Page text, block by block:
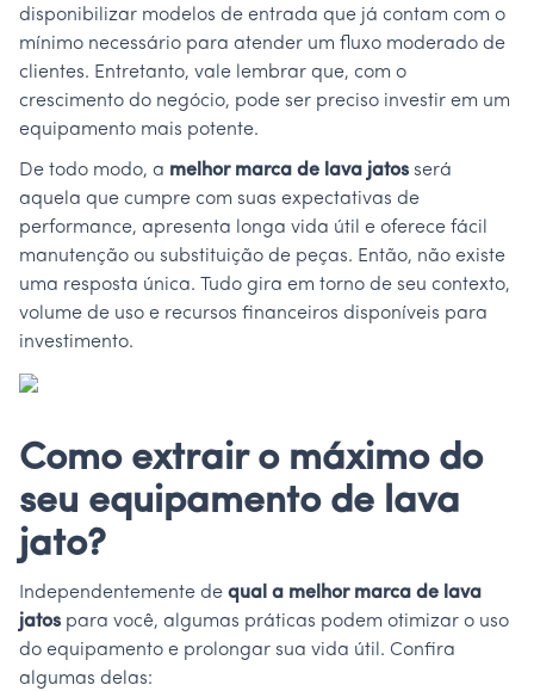
disponibilizar modelos de entrada que já contam com o
mínimo necessário para atender um fluxo moderado de
clientes. Entretanto, vale lembrar que, com o
crescimento do negócio, pode ser preciso investir em um
equipamento mais potente.
De todo modo, a melhor marca de lava jatos será
aquela que cumpre com suas expectativas de
performance, apresenta longa vida útil e oferece fácil
manutenção ou substituição de peças. Então, não existe
uma resposta única. Tudo gira em torno de seu contexto,
volume de uso e recursos financeiros disponíveis para
investimento.
Como extrair o máximo do
seu equipamento de lava
jato?
Independentemente de qual a melhor marca de lava
jatos para você, algumas práticas podem otimizar o uso
do equipamento e prolongar sua vida útil. Confira
algumas delas: